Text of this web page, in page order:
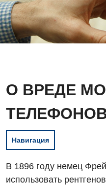
О ВРЕДЕ
Навигация
В 1896 году немец
использовать